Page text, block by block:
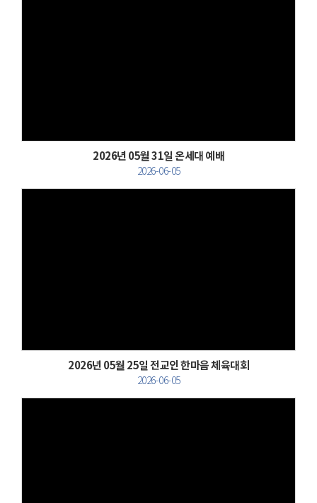
2026년 05월 31일 온세대 예배
2026-06-05
2026년 05월 25일 전교인 한마음 체육대회
2026-06-05